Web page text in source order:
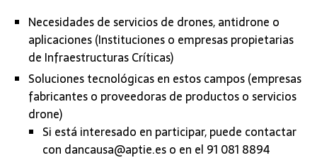
Necesidades de servicios de drones, antidrone o
aplicaciones (Instituciones o empresas propietarias
de Infraestructuras Críticas)
Soluciones tecnológicas en estos campos (empresas
fabricantes o proveedoras de productos o servicios
drone)
Si está interesado en participar, puede contactar
con dancausa@aptie.es o en el 91 081 8894